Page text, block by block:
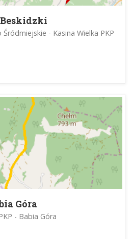
- Kasina Wielka PKP
Góra
- Babia Góra